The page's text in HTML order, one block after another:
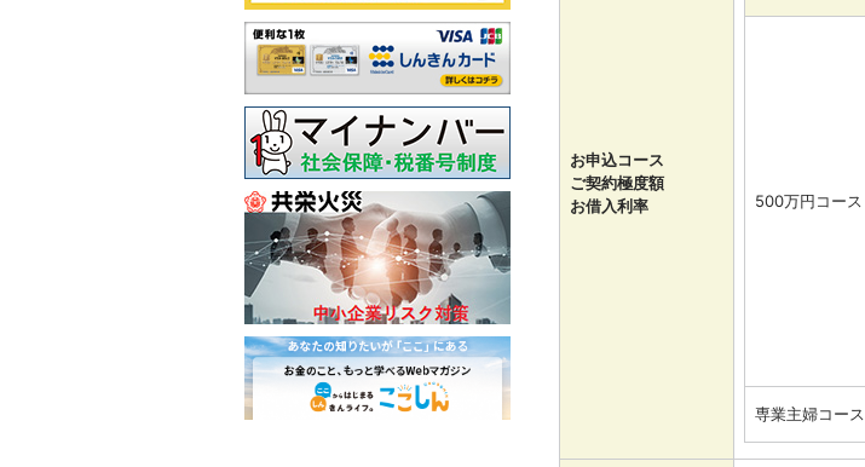
お申込コース
ご契約極度額
お借入利率
500万円コース
専業主婦コース